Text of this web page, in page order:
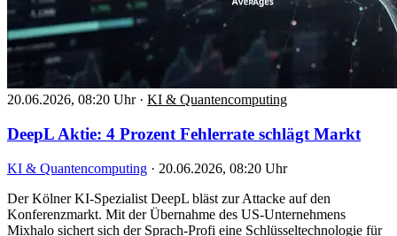
20.06.2026, 08:20 Uhr · KI & Quantencomputing
DeepL Aktie: 4 Prozent Fehlerrate schlägt Markt
KI & Quantencomputing · 20.06.2026, 08:20 Uhr
Der Kölner KI-Spezialist DeepL bläst zur Attacke auf den
Konferenzmarkt. Mit der Übernahme des US-Unternehmens
Mixhalo sichert sich der Sprach-Profi eine Schlüsseltechnologie für